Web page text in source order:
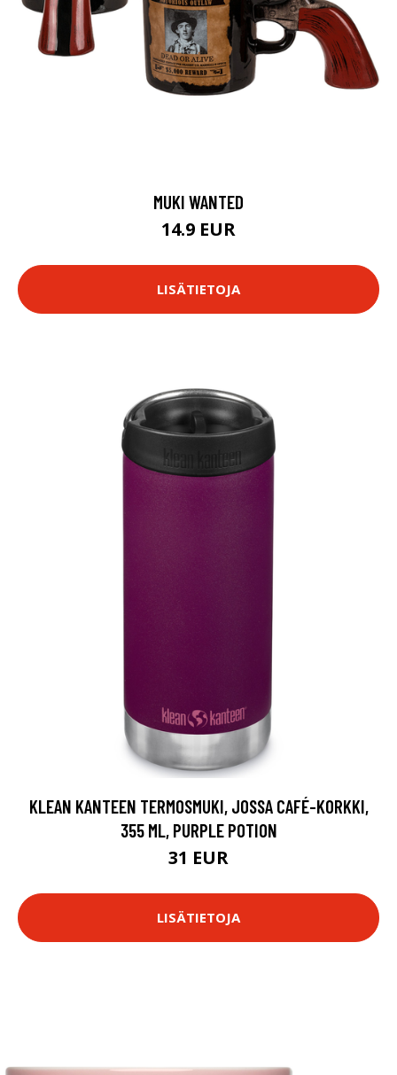
MUKI WANTED
14.9 EUR
LISÄTIETOJA
KLEAN KANTEEN TERMOSMUKI, JOSSA CAFÉ-KORKKI,
355 ML, PURPLE POTION
31 EUR
LISÄTIETOJA